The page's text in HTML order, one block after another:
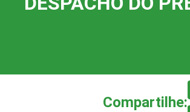
Compartilhe: